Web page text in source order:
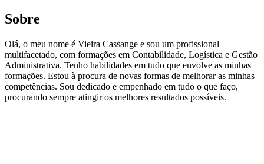
Sobre
Olá, o meu nome é Vieira Cassange e sou um profissional
multifacetado, com formações em Contabilidade, Logística e Gestão
Administrativa. Tenho habilidades em tudo que envolve as minhas
formações. Estou à procura de novas formas de melhorar as minhas
competências. Sou dedicado e empenhado em tudo o que faço,
procurando sempre atingir os melhores resultados possíveis.